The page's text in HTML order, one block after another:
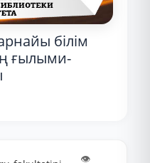
білім
ғылыми-
👁️